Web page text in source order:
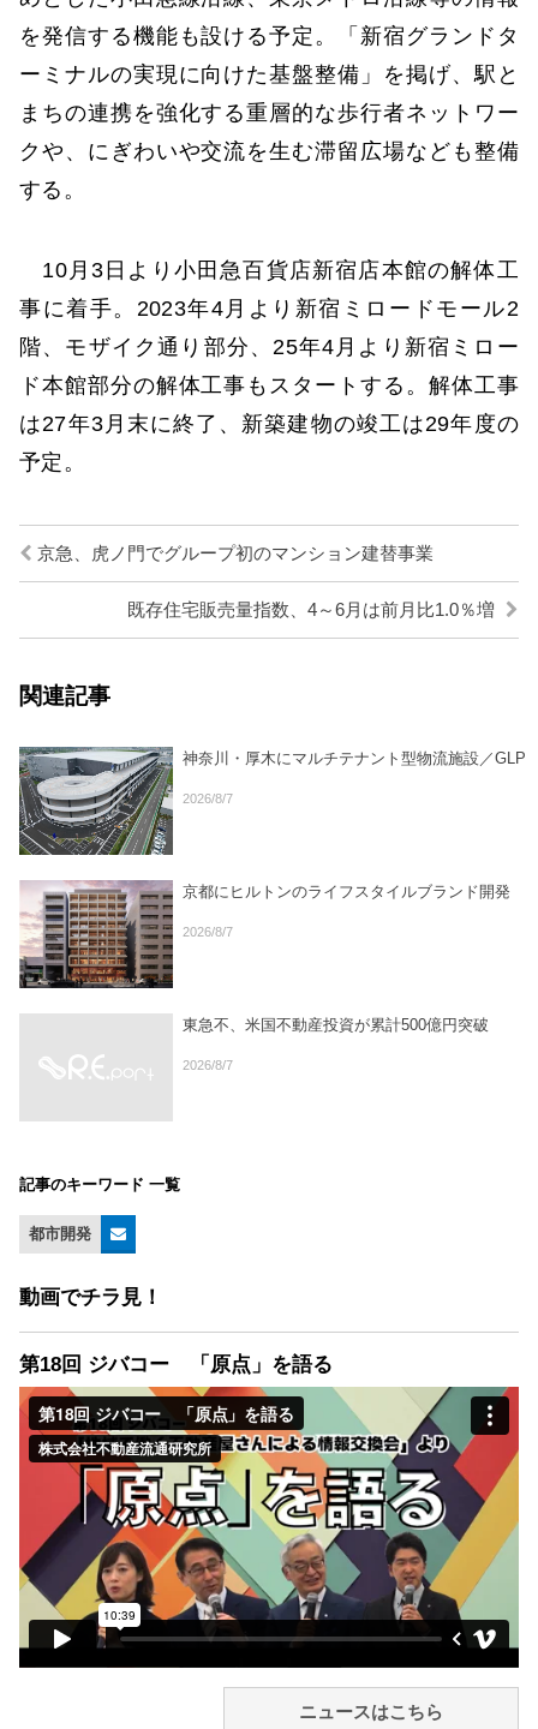
を発信する機能も設ける予定。「新宿グランドタ
ーミナルの実現に向けた基盤整備」を掲げ、駅と
まちの連携を強化する重層的な歩行者ネットワー
クや、にぎわいや交流を生む滞留広場なども整備
する。
10月3日より小田急百貨店新宿店本館の解体工
事に着手。2023年4月より新宿ミロードモール2
階、モザイク通り部分、25年4月より新宿ミロー
ド本館部分の解体工事もスタートする。解体工事
は27年3月末に終了、新築建物の竣工は29年度の
予定。
京急、虎ノ門でグループ初のマンション建替事業
既存住宅販売量指数、4～6月は前月比1.0％増
関連記事
神奈川・厚木にマルチテナント型物流施設／GLP
2026/8/7
京都にヒルトンのライフスタイルブランド開発
2026/8/7
東急不、米国不動産投資が累計500億円突破
2026/8/7
記事のキーワード 一覧
都市開発
動画でチラ見！
第18回 ジバコー 「原点」を語る
ニュースはこちら